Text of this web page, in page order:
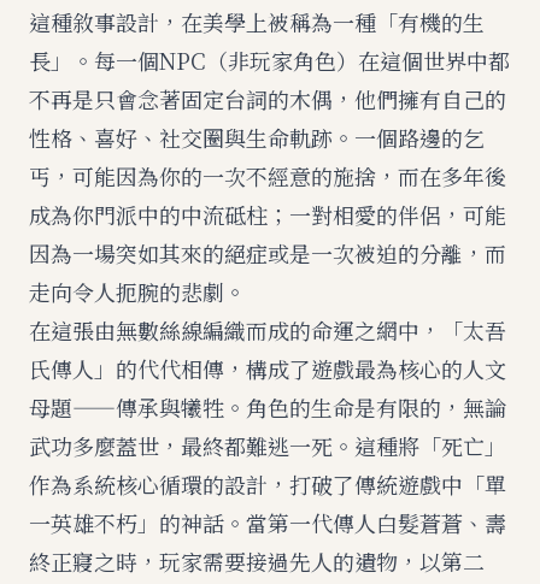
這種敘事設計，在美學上被稱為一種「有機的生
長」。每一個NPC（非玩家角色）在這個世界中都
不再是只會念著固定台詞的木偶，他們擁有自己的
性格、喜好、社交圈與生命軌跡。一個路邊的乞
丐，可能因為你的一次不經意的施捨，而在多年後
成為你門派中的中流砥柱；一對相愛的伴侶，可能
因為一場突如其來的絕症或是一次被迫的分離，而
走向令人扼腕的悲劇。
在這張由無數絲線編織而成的命運之網中，「太吾
氏傳人」的代代相傳，構成了遊戲最為核心的人文
母題——傳承與犧牲。角色的生命是有限的，無論
武功多麼蓋世，最終都難逃一死。這種將「死亡」
作為系統核心循環的設計，打破了傳統遊戲中「單
一英雄不朽」的神話。當第一代傳人白髮蒼蒼、壽
終正寢之時，玩家需要接過先人的遺物，以第二